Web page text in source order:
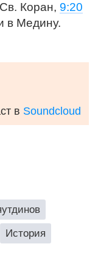
Коран, 9:20
в Медину.
в Soundcloud
История